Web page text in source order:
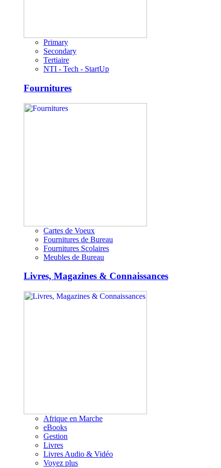
Primary
Secondary
Tertiaire
NTI - Tech - StartUp
Fournitures
Cartes de Voeux
Fournitures de Bureau
Fournitures Scolaires
Meubles de Bureau
Livres, Magazines & Connaissances
Afrique en Marche
eBooks
Gestion
Livres
Livres Audio & Vidéo
Voyez plus